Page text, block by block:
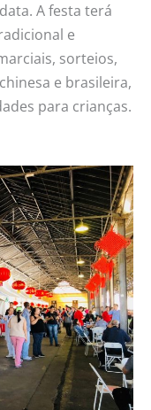
A festa terá
e
sorteios,
e brasileira,
para crianças.